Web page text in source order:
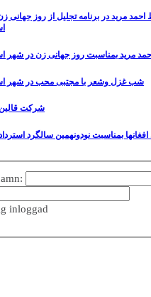
مرید در برنامه تجلیل از روز جهانی
مرید بمناسبت روز جهانی زن در شهر
شب غزل وشعر با مجتبی محب در شهر
شرکت
بمناسبت نودونهمین سالگرد
inloggad